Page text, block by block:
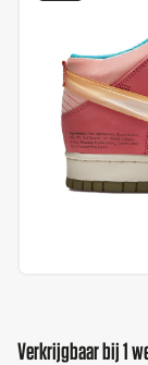
Verkrijgbaar bij 1